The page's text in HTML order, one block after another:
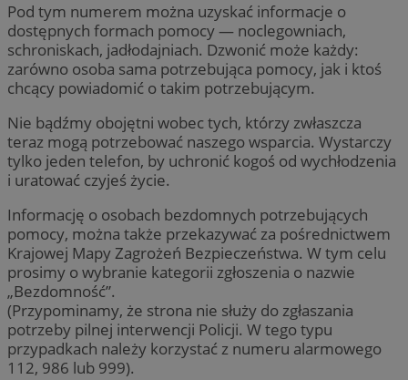
Pod tym numerem można uzyskać informacje o
dostępnych formach pomocy — noclegowniach,
schroniskach, jadłodajniach. Dzwonić może każdy:
zarówno osoba sama potrzebująca pomocy, jak i ktoś
chcący powiadomić o takim potrzebującym.
Nie bądźmy obojętni wobec tych, którzy zwłaszcza
teraz mogą potrzebować naszego wsparcia. Wystarczy
tylko jeden telefon, by uchronić kogoś od wychłodzenia
i uratować czyjeś życie.
Informację o osobach bezdomnych potrzebujących
pomocy, można także przekazywać za pośrednictwem
Krajowej Mapy Zagrożeń Bezpieczeństwa. W tym celu
prosimy o wybranie kategorii zgłoszenia o nazwie
„Bezdomność”.
(Przypominamy, że strona nie służy do zgłaszania
potrzeby pilnej interwencji Policji. W tego typu
przypadkach należy korzystać z numeru alarmowego
112, 986 lub 999).